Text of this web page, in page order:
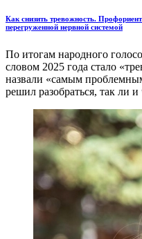
Как снизить тревожность.
перегруженной нервной системой
По итогам народного
словом 2025 года стало
назвали «самым
решил разобраться, так ли и